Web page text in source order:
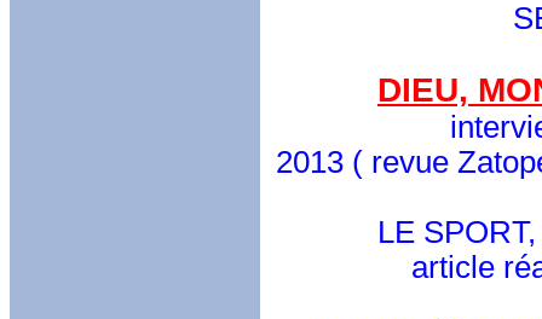
SES
DIEU,
interview
2013 ( revue
LE SPORT,
article réalisé